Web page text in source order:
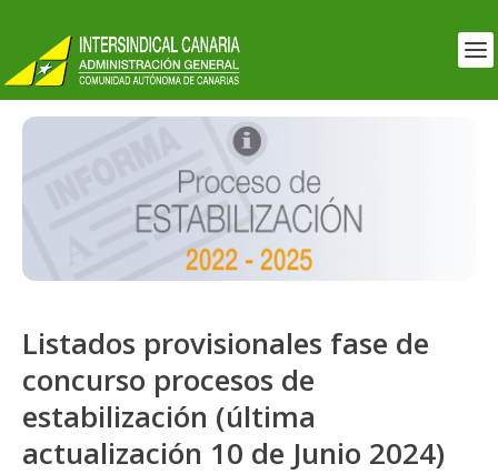
Listados provisionales fase de
concurso procesos de
estabilización (última
actualización 10 de Junio 2024)